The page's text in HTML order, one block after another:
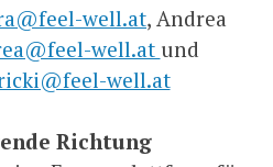
well.at, Andrea
well.at und
well.at
Richtung